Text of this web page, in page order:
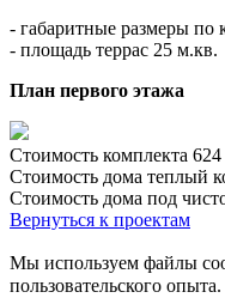
- габаритные размеры по
- площадь террас 25 м.кв.
План первого этажа
Стоимость комплекта 624
Стоимость дома теплый
Стоимость дома под
Вернуться к проектам
Мы используем файлы
пользовательского опыта.